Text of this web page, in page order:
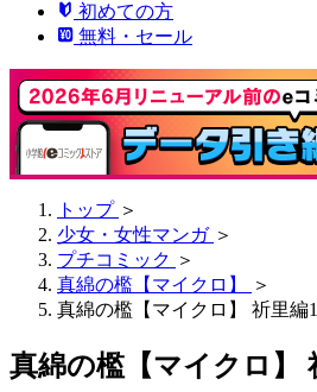
初めての方
無料・セール
トップ ＞
少女・女性マンガ ＞
プチコミック ＞
真綿の檻【マイクロ】
＞
真綿の檻【マイクロ】 祈里編1
真綿の檻【マイクロ】